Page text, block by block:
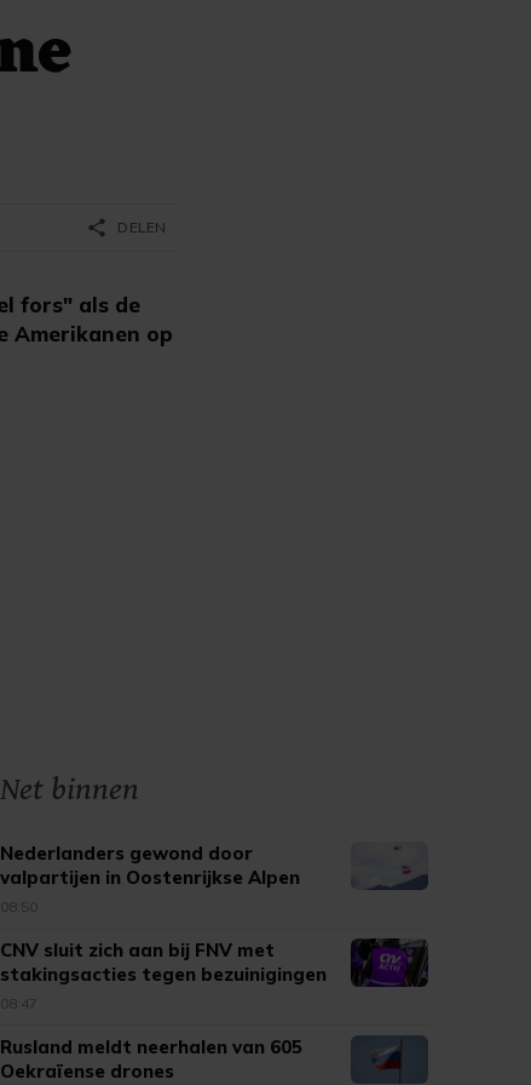
fors" als de
Amerikanen op
share DELEN
Net binnen
Nederlanders gewond door
valpartijen in Oostenrijkse Alpen
08:50
CNV sluit zich aan bij FNV met
stakingsacties tegen bezuinigingen
08:47
Rusland meldt neerhalen van 605
Oekraïense drones